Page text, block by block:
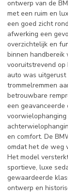
ontwerp van de
met een ruim en
een goed zicht
afwerking een
overzichtelijk en
binnen handbereik
vooruitstrevend op
auto was uitgerust
trommelremmen
betrouwbare
een geavanceerde
en comfort. De
omdat het de weg
Het model
sportieve, luxe
gewaardeerde
ontwerp en